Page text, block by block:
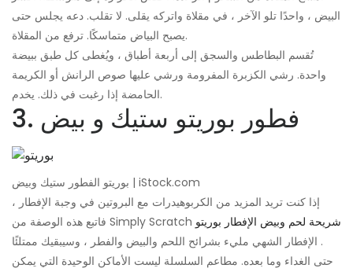
البيض ، واحدًا تلو الآخر ، في مقلاة واتركه يقلى. لا تقلب. دعه يجلس حتى
يصبح البياض متماسكًا. ترفع من المقلاة.
تُقسم البطاطس والسجق إلى أربعة أطباق ، ويُغطى كل طبق ببيضة
واحدة. رشي الكزبرة المفرومة ورشي عليها صوص الرانش أو الكريمة
الحامضة إذا رغبت في ذلك. يخدم.
3. فطور بوريتو ستيك و بيض
بوريتو الفطور ستيك وبيض | iStock.com
إذا كنت تريد المزيد من الكربوهيدرات مع البروتين في وجبة الإفطار ،
فاتبع هذه الوصفة من Simply Scratch شريحة لحم وبيض الإفطار بوريتو
. الإفطار الشهي مليء بشرائح اللحم والبيض والفطر ، وسيبقيك ممتلئًا
حتى الغداء وما بعده. مطاعم السلسلة ليست الأماكن الوحيدة التي يمكن